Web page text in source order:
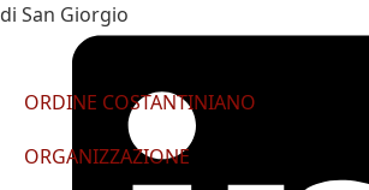
di San Giorgio
ORDINE COSTANTINIANO
ORGANIZZAZIONE